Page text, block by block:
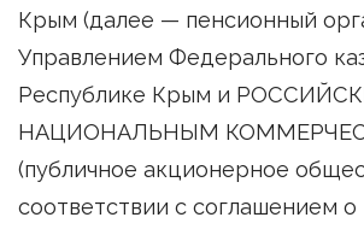
Крым (далее — пенсионный
Управлением Федерального
Республике Крым и
НАЦИОНАЛЬНЫМ
(публичное акционерное
соответствии с соглашением о